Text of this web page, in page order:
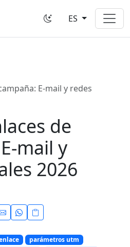
ES
E-mail y redes
de
mail y
2026
parámetros utm